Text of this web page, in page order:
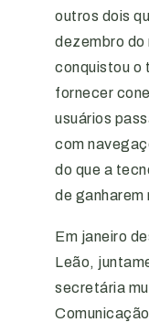
outros dois
dezembro do
conquistou o
fornecer
usuários
com
do que a
de ganharem
Em janeiro
Leão,
secretária